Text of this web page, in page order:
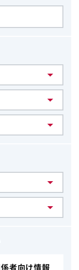
者向け情報